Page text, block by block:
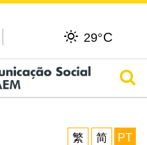
29°C
繁
简 PT